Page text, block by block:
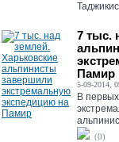
7 тыс.
Памир
5-09-2014,
В
(0)